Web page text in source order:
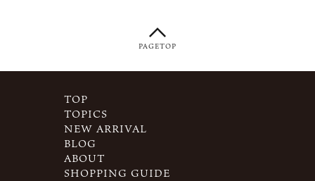
PAGETOP
TOP
TOPICS
NEW ARRIVAL
BLOG
ABOUT
SHOPPING GUIDE